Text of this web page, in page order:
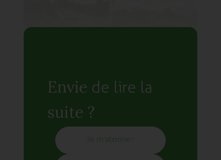
recouverts de béton désactivé et de dalles en pierre de
Envie de lire la
suite ?
Je m'abonne !